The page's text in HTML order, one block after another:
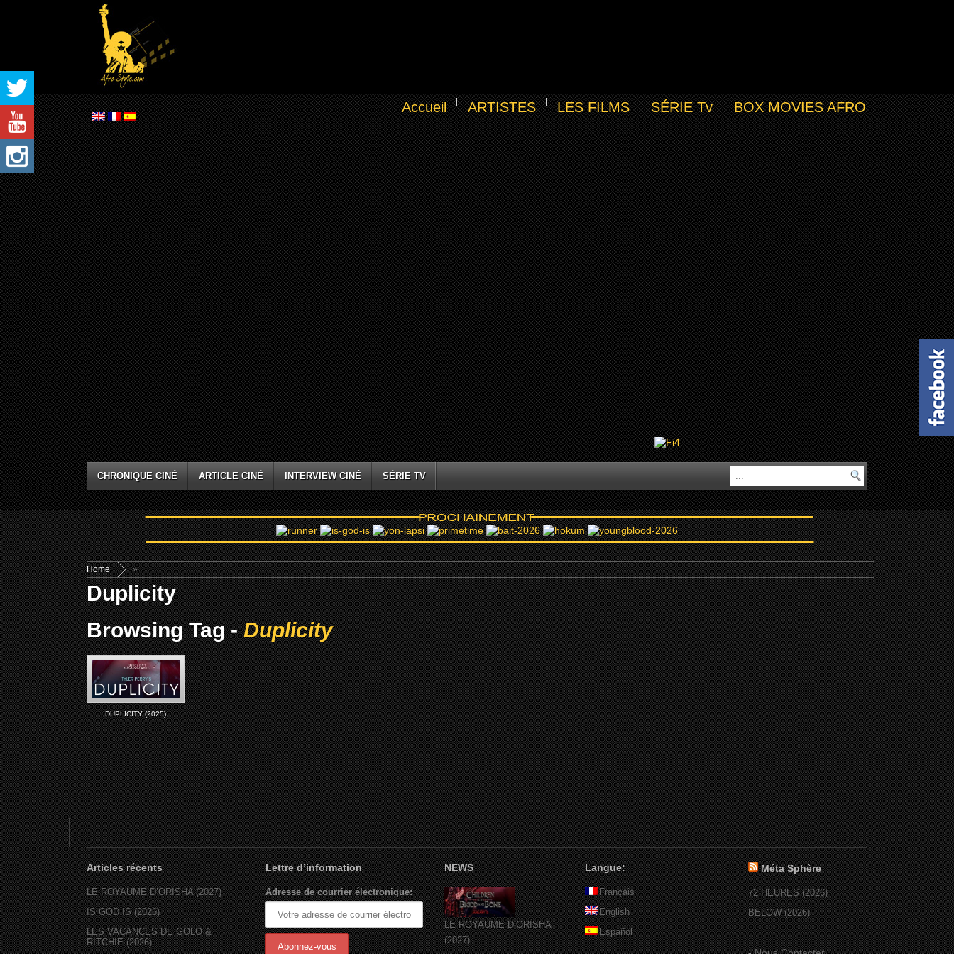
Accueil ARTISTES LES FILMS SÉRIE Tv BOX MOVIES AFRO
CHRONIQUE CINÉ ARTICLE CINÉ INTERVIEW CINÉ SÉRIE TV
Home »
Duplicity
Browsing Tag -Duplicity
DUPLICITY (2025)
Articles récents
LE ROYAUME D’ORÏSHA (2027)
IS GOD IS (2026)
LES VACANCES DE GOLO &
RITCHIE (2026)
Lettre d’information
Adresse de courrier électronique:
NEWS
LE ROYAUME D’ORÏSHA
(2027)
Langue:
Français
English
Español
Méta Sphère
72 HEURES (2026)
BELOW (2026)